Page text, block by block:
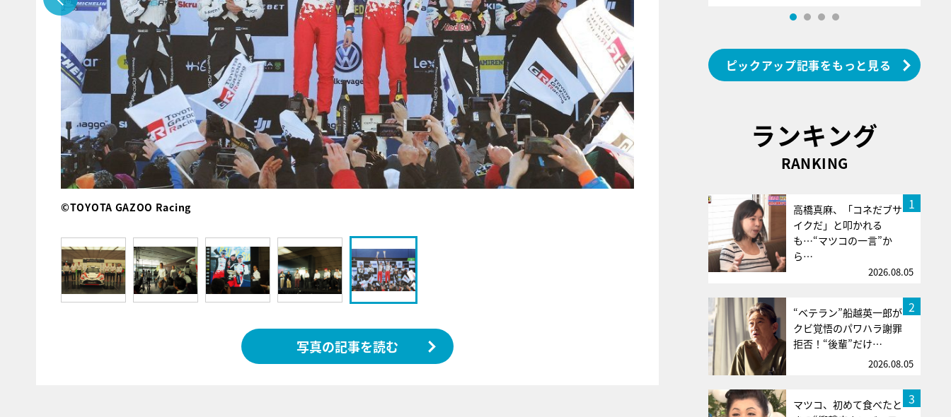
©TOYOTA GAZOO Racing
写真の記事を読む
ピックアップ記事をもっと見る
ランキング
RANKING
1
高橋真麻、「コネだブサ
イクだ」と叩かれる
も…“マツコの一言”か
ら…
2026.08.05
2
“ベテラン”船越英一郎が
クビ覚悟のパワハラ謝罪
拒否！“後輩”だけ…
2026.08.05
3
マツコ、初めて食べたと